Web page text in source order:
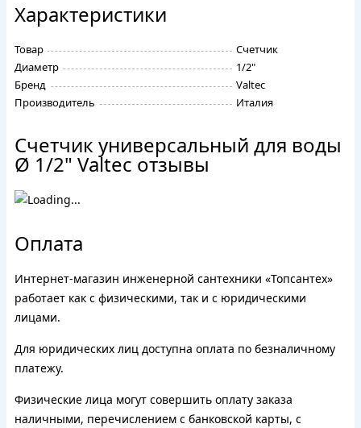
Характеристики
Товар
Счетчик
Диаметр
1/2"
Бренд
Valtec
Производитель
Италия
Счетчик универсальный для воды
Ø 1/2" Valtec отзывы
Оплата
Интернет-магазин инженерной сантехники «Топсантех»
работает как с физическими, так и с юридическими
лицами.
Для юридических лиц доступна оплата по безналичному
платежу.
Физические лица могут совершить оплату заказа
наличными, перечислением с банковской карты, с